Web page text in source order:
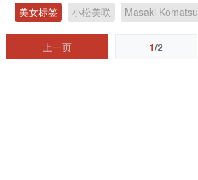
美女标签
小松美咲 Masaki Komatsu
上一页 1/2